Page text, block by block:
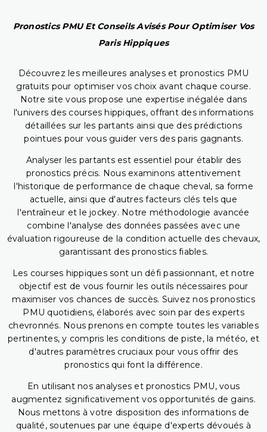
Pronostics PMU Et Conseils Avisés Pour Optimiser Vos
Paris Hippiques
Découvrez les meilleures analyses et pronostics PMU
gratuits pour optimiser vos choix avant chaque course.
Notre site vous propose une expertise inégalée dans
l'univers des courses hippiques, offrant des informations
détaillées sur les partants ainsi que des prédictions
pointues pour vous guider vers des paris gagnants.
Analyser les partants est essentiel pour établir des
pronostics précis. Nous examinons attentivement
l'historique de performance de chaque cheval, sa forme
actuelle, ainsi que d'autres facteurs clés tels que
l'entraîneur et le jockey. Notre méthodologie avancée
combine l'analyse des données passées avec une
évaluation rigoureuse de la condition actuelle des chevaux,
garantissant des pronostics fiables.
Les courses hippiques sont un défi passionnant, et notre
objectif est de vous fournir les outils nécessaires pour
maximiser vos chances de succès. Suivez nos pronostics
PMU quotidiens, élaborés avec soin par des experts
chevronnés. Nous prenons en compte toutes les variables
pertinentes, y compris les conditions de piste, la météo, et
d'autres paramètres cruciaux pour vous offrir des
pronostics qui font la différence.
En utilisant nos analyses et pronostics PMU, vous
augmentez significativement vos opportunités de gains.
Nous mettons à votre disposition des informations de
qualité, soutenues par une équipe d'experts dévoués à